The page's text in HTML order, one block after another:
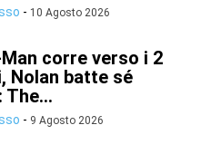
- 10 Agosto 2026
corre verso i 2
Nolan batte sé
- 9 Agosto 2026